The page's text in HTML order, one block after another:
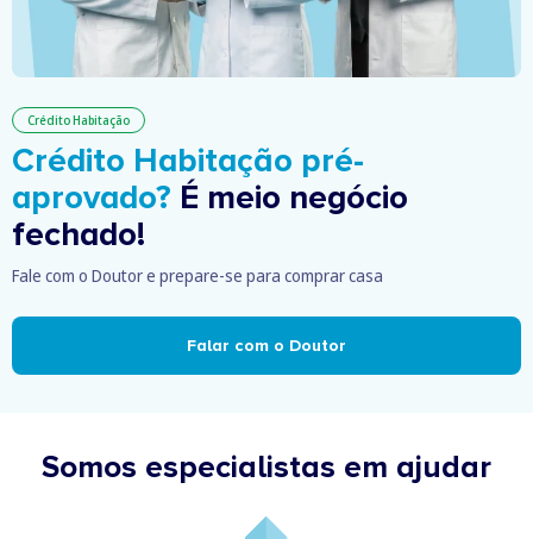
Crédito Habitação
Crédito Habitação pré-
aprovado? É meio negócio
fechado!
Fale com o Doutor e prepare-se para comprar casa
Falar com o Doutor
Somos especialistas em ajudar